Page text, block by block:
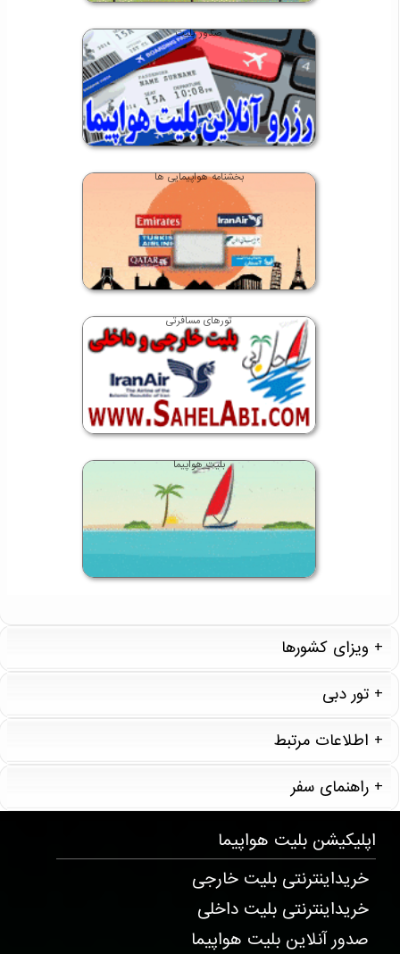
صدور بلیت
بخشنامه هواپیمایی ها
تورهای مسافرتی
بلیت هواپیما
ویزای کشورها
تور دبی
اطلاعات مرتبط
راهنمای سفر
اپلیکیشن بلیت هواپیما
خریداینترنتی بلیت خارجی
خریداینترنتی بلیت داخلی
صدور آنلاین بلیت هواپیما